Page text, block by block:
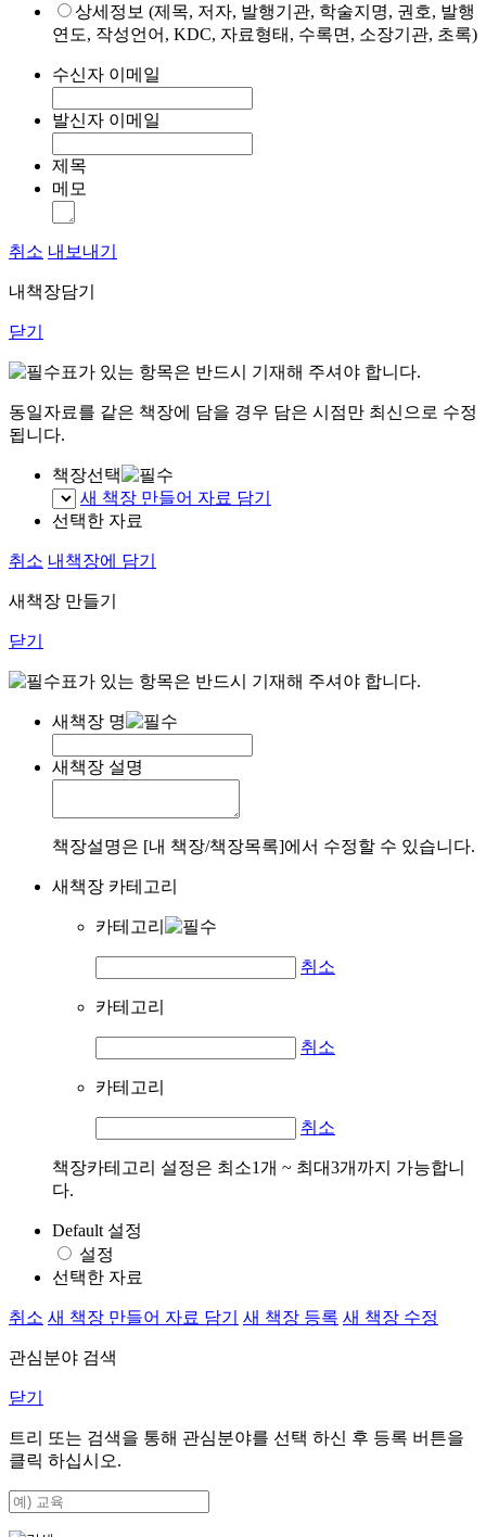
상세정보 (제목, 저자, 발행기관, 학술지명, 권호, 발행
연도, 작성언어, KDC, 자료형태, 수록면, 소장기관, 초록)
수신자 이메일
발신자 이메일
제목
메모
취소 내보내기
내책장담기
닫기
표가 있는 항목은 반드시 기재해 주셔야 합니다.
동일자료를 같은 책장에 담을 경우 담은 시점만 최신으로 수정
됩니다.
책장선택
새 책장 만들어 자료 담기
선택한 자료
취소 내책장에 담기
새책장 만들기
닫기
표가 있는 항목은 반드시 기재해 주셔야 합니다.
새책장 명
새책장 설명
책장설명은 [내 책장/책장목록]에서 수정할 수 있습니다.
새책장 카테고리
카테고리
취소
카테고리
취소
카테고리
취소
책장카테고리 설정은 최소1개 ~ 최대3개까지 가능합니
다.
Default 설정
설정
선택한 자료
취소 새 책장 만들어 자료 담기 새 책장 등록 새 책장 수정
관심분야 검색
닫기
트리 또는 검색을 통해 관심분야를 선택 하신 후 등록 버튼을
클릭 하십시오.